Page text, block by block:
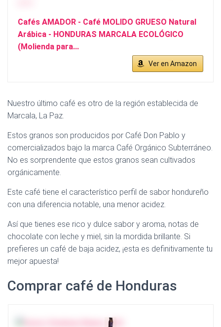
Cafés AMADOR - Café MOLIDO GRUESO Natural
Arábica - HONDURAS MARCALA ECOLÓGICO
(Molienda para...
Ver en Amazon
Nuestro último café es otro de la región establecida de
Marcala, La Paz.
Estos granos son producidos por Café Don Pablo y
comercializados bajo la marca Café Orgánico Subterráneo.
No es sorprendente que estos granos sean cultivados
orgánicamente.
Este café tiene el característico perfil de sabor hondureño
con una diferencia notable, una menor acidez.
Así que tienes ese rico y dulce sabor y aroma, notas de
chocolate con leche y miel, sin la mordida brillante. Si
prefieres un café de baja acidez, ¡esta es definitivamente tu
mejor apuesta!
Comprar café de Honduras